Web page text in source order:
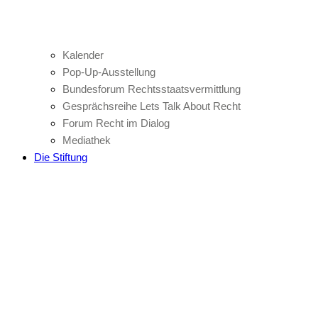
Kalender
Pop-Up-Ausstellung
Bundesforum Rechtsstaatsvermittlung
Gesprächsreihe Lets Talk About Recht
Forum Recht im Dialog
Mediathek
Die Stiftung